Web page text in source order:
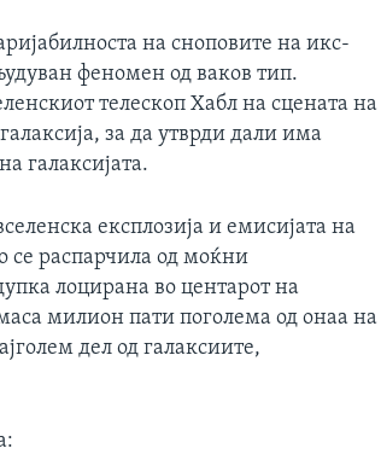
на сноповите на икс-
феномен од ваков тип.
телескоп Хабл на сцената на
за да утврди дали има
галаксијата.
експлозија и емисијата на
се распарчила од моќни
лоцирана во центарот на
милион пати поголема од онаа на
дел од галаксиите,